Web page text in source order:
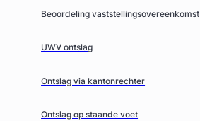
Beoordeling vaststellingsovereenkomst
UWV ontslag
Ontslag via kantonrechter
Ontslag op staande voet